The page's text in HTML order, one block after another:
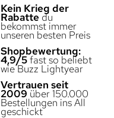
Kein Krieg der
Rabatte du
bekommst immer
unseren besten Preis
Shopbewertung:
4,9/5fast so beliebt
wie Buzz Lightyear
Vertrauen seit
2009 über 150.000
Bestellungen ins All
geschickt